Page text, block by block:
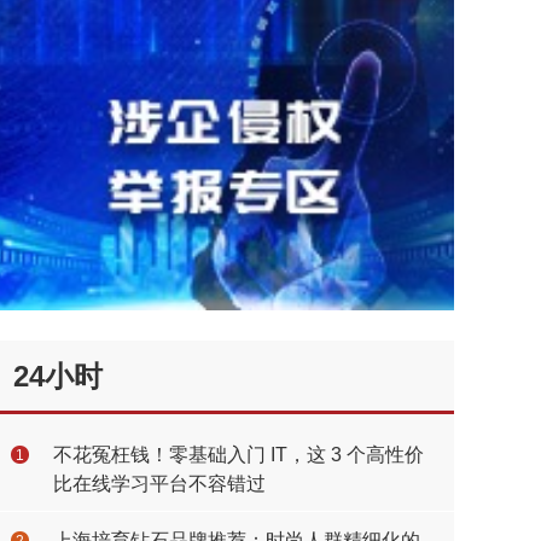
24小时
1
不花冤枉钱！零基础入门 IT，这 3 个高性价
比在线学习平台不容错过